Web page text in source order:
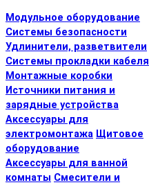
Модульное оборудование
Системы безопасности
Удлинители, разветвители
Системы прокладки кабеля
Монтажные коробки
Источники питания и
зарядные устройства
Аксессуары для
электромонтажа Щитовое
оборудование
Аксессуары для ванной
комнаты Смесители и